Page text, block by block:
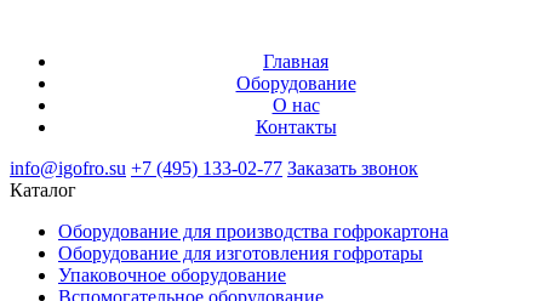
Главная
Оборудование
О нас
Контакты
info@igofro.su +7 (495) 133-02-77 Заказать звонок
Каталог
Оборудование для производства гофрокартона
Оборудование для изготовления гофротары
Упаковочное оборудование
Вспомогательное оборудование